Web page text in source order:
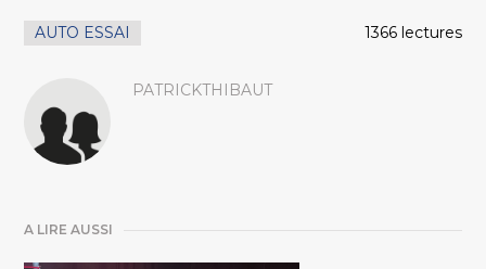
AUTO ESSAI 1366 lectures
PATRICKTHIBAUT
A LIRE AUSSI